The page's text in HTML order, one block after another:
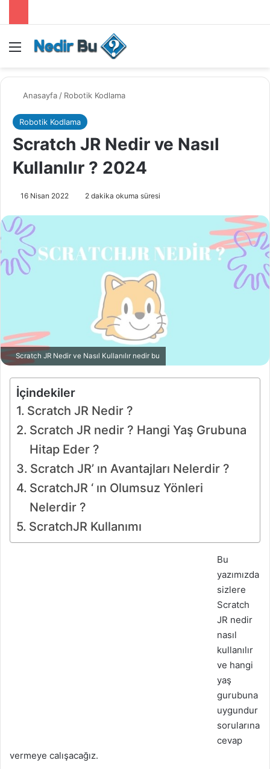
Menü
Anasayfa / Robotik Kodlama
Robotik Kodlama
Scratch JR Nedir ve Nasıl
Kullanılır ? 2024
16 Nisan 2022 2 dakika okuma süresi
Scratch JR Nedir ve Nasıl Kullanılır nedir bu
İçindekiler
Scratch JR Nedir ?
Scratch JR nedir ? Hangi Yaş Grubuna
Hitap Eder ?
Scratch JR’ ın Avantajları Nelerdir ?
ScratchJR ‘ ın Olumsuz Yönleri
Nelerdir ?
ScratchJR Kullanımı
Bu
yazımızda
sizlere
Scratch
JR nedir
nasıl
kullanılır
ve hangi
yaş
gurubuna
uygundur
sorularına
cevap
vermeye calışacağız.